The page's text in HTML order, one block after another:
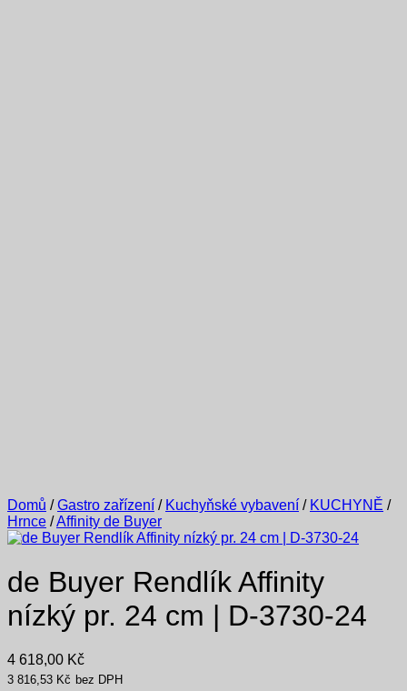
Domů / Gastro zařízení / Kuchyňské vybavení / KUCHYNĚ /
Hrnce /Affinity de Buyer
de Buyer Rendlík Affinity
nízký pr. 24 cm | D-3730-24
4 618,00 Kč
3 816,53 Kč bez DPH